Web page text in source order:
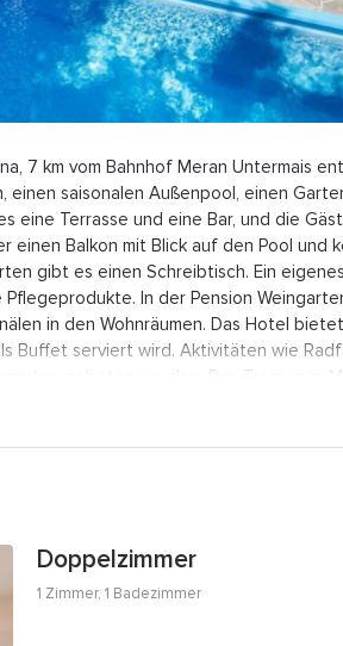
7 km vom Bahnhof Meran Untermais
einen saisonalen Außenpool, einen
eine Terrasse und eine Bar, und die
einen Balkon mit Blick auf den Pool und
gibt es einen Schreibtisch. Ein
In der Pension
in den Wohnräumen. Das Hotel
Buffet serviert wird. Aktivitäten wie
geboten werden. Das Touriseum
von Schloss Trauttmansdorff 8,3 km
Doppelzimmer
1 Zimmer, 1 Badezimmer